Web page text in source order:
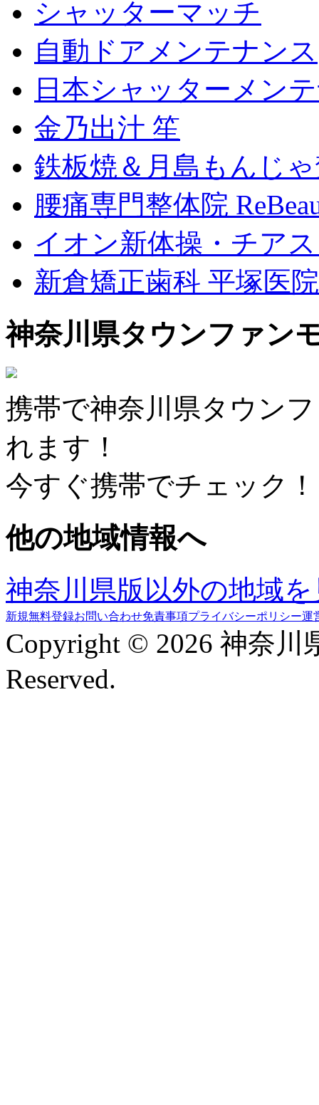
シャッターマッチ
自動ドアメンテナンス
日本シャッターメン
金乃出汁 笙
鉄板焼＆月島もんじ
腰痛専門整体院
イオン新体操・チア
新倉矯正歯科 平塚医院
神奈川県タウンファン
携帯で神奈川県タウン
れます！
今すぐ携帯でチェック！
他の地域情報へ
神奈川県版以外の地域
新規無料登録お問い合わせ免責事項プライバシーポリシー運
Copyright © 2026 神奈
Reserved.